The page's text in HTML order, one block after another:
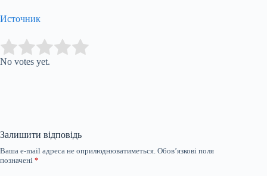
Источник
Rate this item:
No votes yet.
Залишити відповідь
Ваша e-mail адреса не оприлюднюватиметься. Обов’язкові поля
позначені *